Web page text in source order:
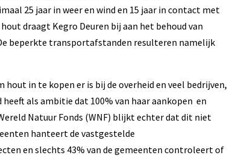
25 jaar in weer en wind en 15 jaar in contact met
draagt Kegro Deuren bij aan het behoud van
beperkte transportafstanden resulteren namelijk
in te kopen er is bij de overheid en veel bedrijven,
als ambitie dat 100% van haar aankopen en
Natuur Fonds (WNF) blijkt echter dat dit niet
hanteert de vastgestelde
en slechts 43% van de gemeenten controleert of